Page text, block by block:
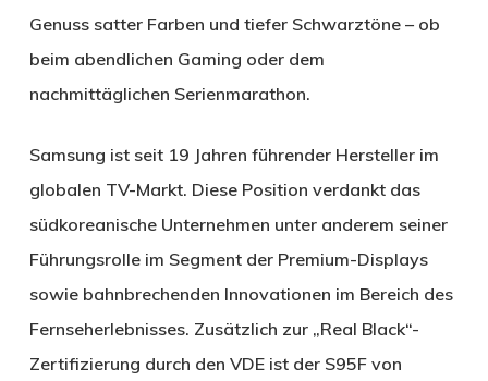
Genuss satter Farben und tiefer Schwarztöne – ob
beim abendlichen Gaming oder dem
nachmittäglichen Serienmarathon.
Samsung ist seit 19 Jahren führender Hersteller im
globalen TV-Markt. Diese Position verdankt das
südkoreanische Unternehmen unter anderem seiner
Führungsrolle im Segment der Premium-Displays
sowie bahnbrechenden Innovationen im Bereich des
Fernseherlebnisses. Zusätzlich zur „Real Black“-
Zertifizierung durch den VDE ist der S95F von